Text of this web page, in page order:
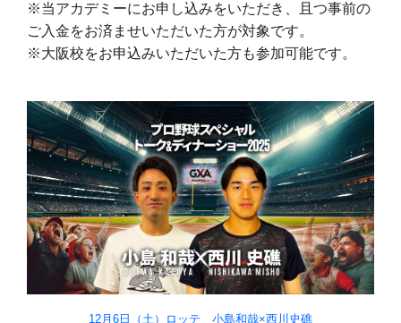
※当アカデミーにお申し込みをいただき、且つ事前の
ご入金をお済ませいただいた方が対象です。
※大阪校をお申込みいただいた方も参加可能です。
12月6日（土）ロッテ 小島和哉×西川史礁